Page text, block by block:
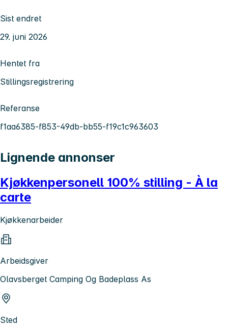
Sist endret
29. juni 2026
Hentet fra
Stillingsregistrering
Referanse
f1aa6385-f853-49db-bb55-f19c1c963603
Lignende annonser
Kjøkkenpersonell 100% stilling - À la
carte
Kjøkkenarbeider
Arbeidsgiver
Olavsberget Camping Og Badeplass As
Sted